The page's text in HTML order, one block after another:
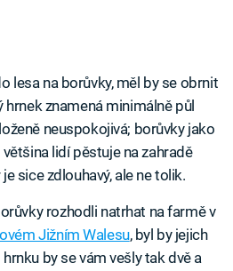
lesa na borůvky, měl by se obrnit
znamená minimálně půl
neuspokojivá; borůvky jako
lidí pěstuje na zahradě
sice zdlouhavý, ale ne tolik.
rozhodli natrhat na farmě v
Jižním Walesu, byl by jejich
by se vám vešly tak dvě a